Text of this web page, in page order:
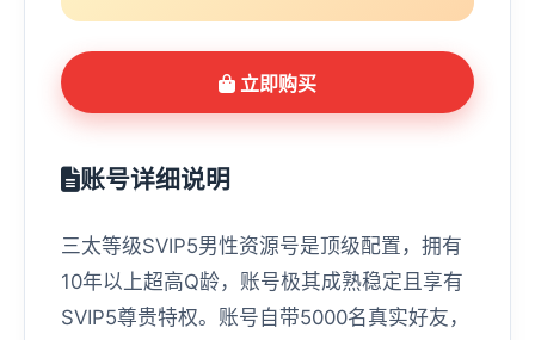
立即购买
账号详细说明
三太等级SVIP5男性资源号是顶级配置，拥有
10年以上超高Q龄，账号极其成熟稳定且享有
SVIP5尊贵特权。账号自带5000名真实好友，